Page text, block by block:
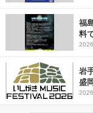
福
料
発
岩
盛